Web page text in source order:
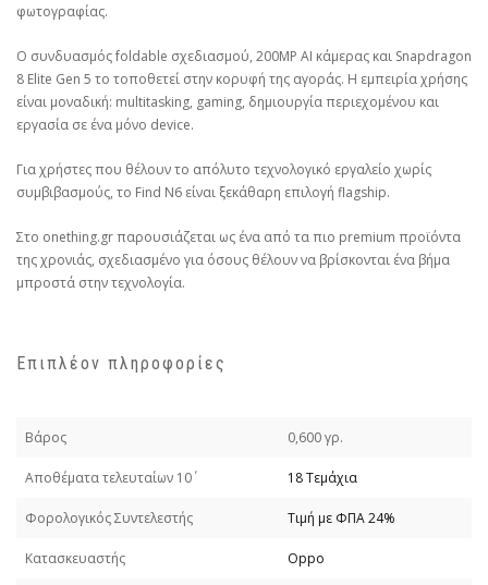
φωτογραφίας.
Ο συνδυασμός foldable σχεδιασμού, 200MP AI κάμερας και Snapdragon
8 Elite Gen 5 το τοποθετεί στην κορυφή της αγοράς. Η εμπειρία χρήσης
είναι μοναδική: multitasking, gaming, δημιουργία περιεχομένου και
εργασία σε ένα μόνο device.
Για χρήστες που θέλουν το απόλυτο τεχνολογικό εργαλείο χωρίς
συμβιβασμούς, το Find N6 είναι ξεκάθαρη επιλογή flagship.
Στο onething.gr παρουσιάζεται ως ένα από τα πιο premium προϊόντα
της χρονιάς, σχεδιασμένο για όσους θέλουν να βρίσκονται ένα βήμα
μπροστά στην τεχνολογία.
Επιπλέον πληροφορίες
Βάρος 0,600 γρ.
Απoθέματα τελευταίων 10΄ 18 Τεμάχια
Φορολογικός Συντελεστής Τιμή με ΦΠΑ 24%
Κατασκευαστής Oppo